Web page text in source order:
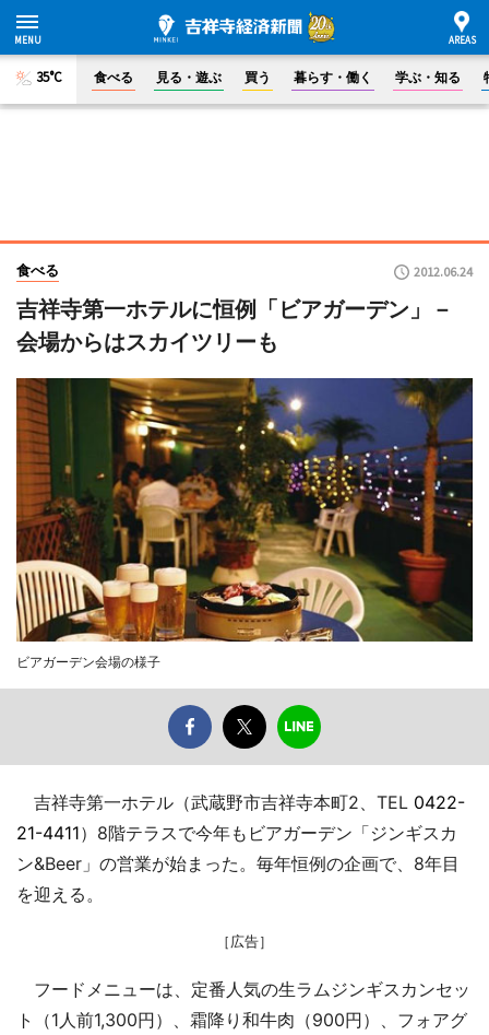
35°C 食べる 見る・遊ぶ 買う 暮らす・働く 学ぶ・知る
食べる 2012.06.24
吉祥寺第一ホテルに恒例「ビアガーデン」－
会場からはスカイツリーも
ビアガーデン会場の様子
吉祥寺第一ホテル（武蔵野市吉祥寺本町2、TEL 0422-
21-4411）8階テラスで今年もビアガーデン「ジンギスカ
ン&Beer」の営業が始まった。毎年恒例の企画で、8年目
を迎える。
［広告］
フードメニューは、定番人気の生ラムジンギスカンセッ
ト（1人前1,300円）、霜降り和牛肉（900円）、フォアグ